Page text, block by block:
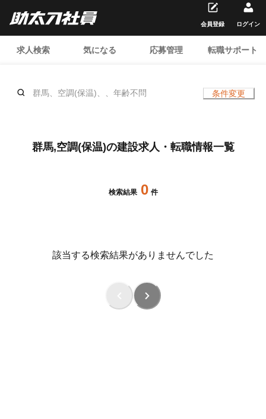
求人検索 気になる 応募管理 転職サポート
会員登録 ログイン
群馬、空調(保温)、、年齢不問 条件変更
群馬,空調(保温)の建設求人・転職情報一覧
検索結果 0 件
該当する検索結果がありませんでした